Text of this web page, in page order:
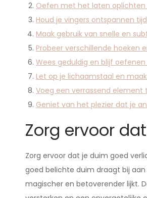
Oefen met het laten
Houd je vingers ontspannen
Maak gebruik van snelle en
Probeer verschillende hoeken
Wees geduldig en blijf
Let op je lichaamstaal en
Voeg een verrassend
Geniet van het plezier dat je
Zorg ervoor
Zorg ervoor dat je duim goed
goed belichte duim draagt bij
magischer en betoverender lijkt.